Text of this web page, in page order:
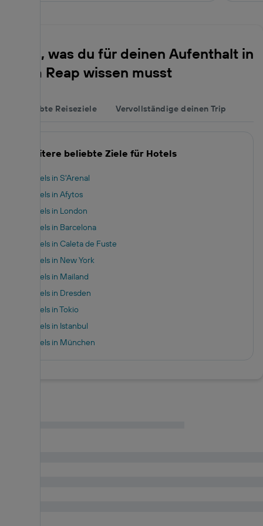
Alles, was du für deinen Aufenthalt in
Siem Reap wissen musst
Beliebte Reiseziele Vervollständige deinen Trip
Weitere beliebte Ziele für Hotels
Hotels in S'Arenal
Hotels in Afytos
Hotels in London
Hotels in Barcelona
Hotels in Caleta de Fuste
Hotels in New York
Hotels in Mailand
Hotels in Dresden
Hotels in Tokio
Hotels in Istanbul
Hotels in München